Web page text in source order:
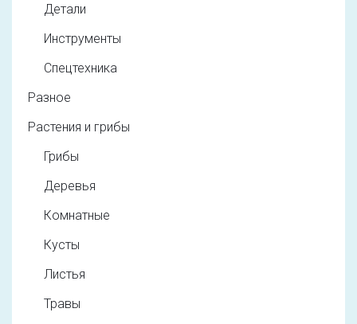
Детали
Инструменты
Спецтехника
Разное
Растения и грибы
Грибы
Деревья
Комнатные
Кусты
Листья
Травы